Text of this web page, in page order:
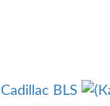
Cadillac BLS